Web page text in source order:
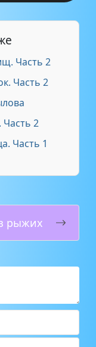
Часть 2
Часть 2
2
Часть 1
рыжих